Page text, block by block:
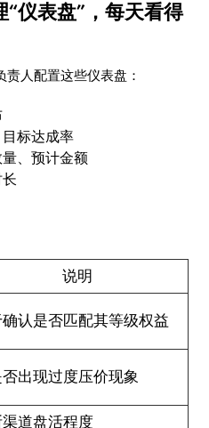
仪表盘”，每天看得
人配置这些仪表盘：
标达成率
、预计金额
说明
认是否匹配其等级权益
出现过度压价现象
道盘活程度